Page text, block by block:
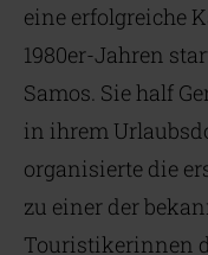
eine erfolgreiche
1980er-Jahren
Samos. Sie half
in ihrem
organisierte die
zu einer der
Touristikerinnen